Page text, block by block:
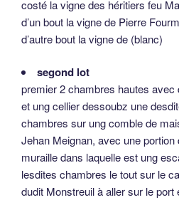
costé la vigne des héritiers feu
d’un bout la vigne de Pierre
d’autre bout la vigne de (blanc)
segond lot
premier 2 chambres hautes
et ung cellier dessoubz une
chambres sur ung comble de
Jehan Meignan, avec une
muraille dans laquelle est ung
lesdites chambres le tout sur le
dudit Monstreuil à aller sur le port